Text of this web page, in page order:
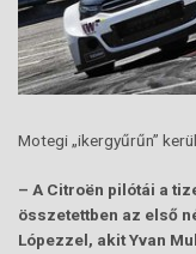
Motegi „ikergyűrűn”
– A Citroën pilótái a
összetettben az első
Lópezzel, akit Yvan